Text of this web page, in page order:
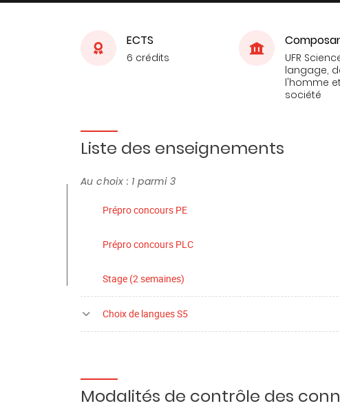
ECTS
6 crédits
UFR
langage,
l'homme
société
Liste des enseignements
Au choix : 1 parmi 3
Prépro concours PE
Prépro concours PLC
Stage (2 semaines)
Choix de langues S5
Modalités de contrôle des